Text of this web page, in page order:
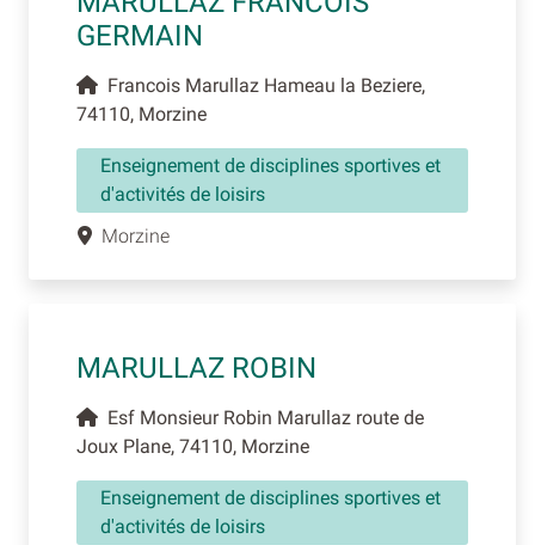
GERMAIN
Francois Marullaz Hameau la Beziere,
74110, Morzine
Enseignement de disciplines sportives et
d'activités de loisirs
Morzine
MARULLAZ ROBIN
Esf Monsieur Robin Marullaz route de
Joux Plane, 74110, Morzine
Enseignement de disciplines sportives et
d'activités de loisirs